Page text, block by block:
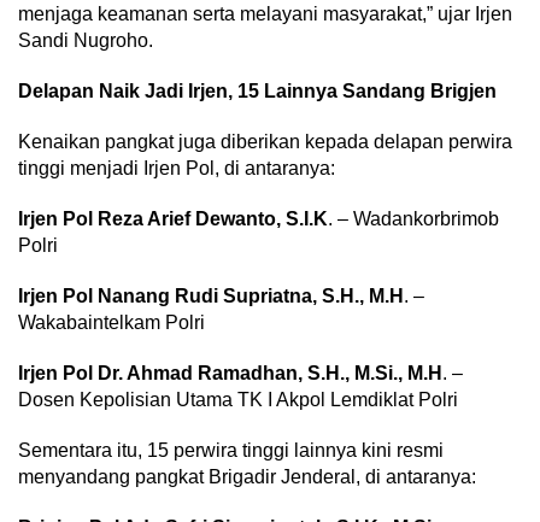
menjaga keamanan serta melayani masyarakat,” ujar Irjen
Sandi Nugroho.
Delapan Naik Jadi Irjen, 15 Lainnya Sandang Brigjen
Kenaikan pangkat juga diberikan kepada delapan perwira
tinggi menjadi Irjen Pol, di antaranya:
Irjen Pol Reza Arief Dewanto, S.I.K. – Wadankorbrimob
Polri
Irjen Pol Nanang Rudi Supriatna, S.H., M.H . –
Wakabaintelkam Polri
Irjen Pol Dr. Ahmad Ramadhan, S.H., M.Si., M.H . –
Dosen Kepolisian Utama TK I Akpol Lemdiklat Polri
Sementara itu, 15 perwira tinggi lainnya kini resmi
menyandang pangkat Brigadir Jenderal, di antaranya: